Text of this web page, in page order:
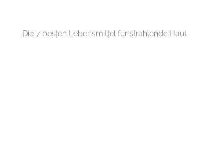
Die 7 besten Lebensmittel für strahlende Haut